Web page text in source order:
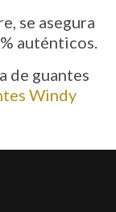
se asegura
auténticos.
de guantes
Windy